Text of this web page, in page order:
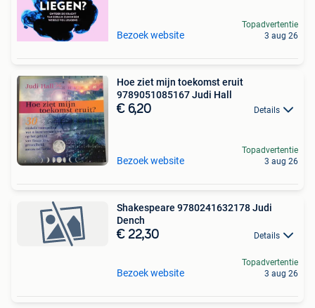
Bezoek website
Topadvertentie
3 aug 26
Hoe ziet mijn toekomst eruit
9789051085167 Judi Hall
€ 6,20 Details
Bezoek website
Topadvertentie
3 aug 26
Shakespeare 9780241632178 Judi
Dench
€ 22,30 Details
Bezoek website
Topadvertentie
3 aug 26